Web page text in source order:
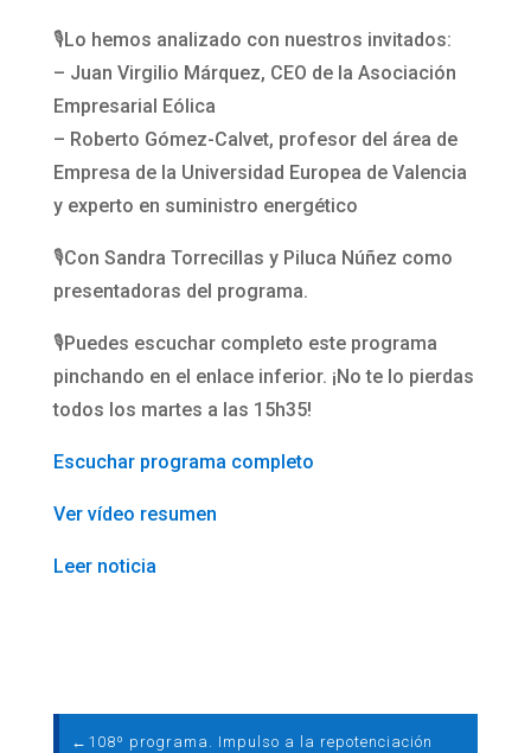
🎙️Lo hemos analizado con nuestros invitados:
– Juan Virgilio Márquez, CEO de la Asociación
Empresarial Eólica
– Roberto Gómez-Calvet, profesor del área de
Empresa de la Universidad Europea de Valencia
y experto en suministro energético
🎙️Con Sandra Torrecillas y Piluca Núñez como
presentadoras del programa.
🎙️Puedes escuchar completo este programa
pinchando en el enlace inferior. ¡No te lo pierdas
todos los martes a las 15h35!
Escuchar programa completo
Ver vídeo resumen
Leer noticia
← 108º programa. Impulso a la repotenciación